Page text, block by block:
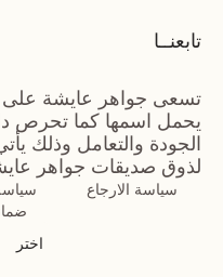
تابعنــا
تسعى جواهر عايشة على
يحمل اسمها كما تحرص
الجودة والتعامل وذلك
لذوق صديقات جواهر
سياسة الارجاع
اختر